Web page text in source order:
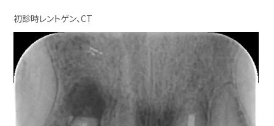
初診時レントゲン、CT